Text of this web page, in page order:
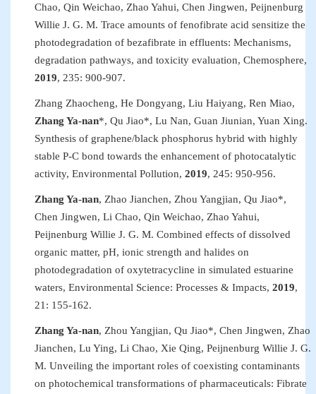
Chao, Qin Weichao, Zhao Yahui, Chen Jingwen, Peijnenburg
Willie J. G. M. Trace amounts of fenofibrate acid sensitize the
photodegradation of bezafibrate in effluents: Mechanisms,
degradation pathways, and toxicity evaluation, Chemosphere,
2019, 235: 900-907.
Zhang Zhaocheng, He Dongyang, Liu Haiyang, Ren Miao,
Zhang Ya-nan*, Qu Jiao*, Lu Nan, Guan Jiunian, Yuan Xing.
Synthesis of graphene/black phosphorus hybrid with highly
stable P-C bond towards the enhancement of photocatalytic
activity, Environmental Pollution, 2019, 245: 950-956.
Zhang Ya-nan, Zhao Jianchen, Zhou Yangjian, Qu Jiao*,
Chen Jingwen, Li Chao, Qin Weichao, Zhao Yahui,
Peijnenburg Willie J. G. M. Combined effects of dissolved
organic matter, pH, ionic strength and halides on
photodegradation of oxytetracycline in simulated estuarine
waters, Environmental Science: Processes & Impacts, 2019,
21 : 155-162.
Zhang Ya-nan, Zhou Yangjian, Qu Jiao*, Chen Jingwen, Zhao
Jianchen, Lu Ying, Li Chao, Xie Qing, Peijnenburg Willie J. G.
M. Unveiling the important roles of coexisting contaminants
on photochemical transformations of pharmaceuticals: Fibrate